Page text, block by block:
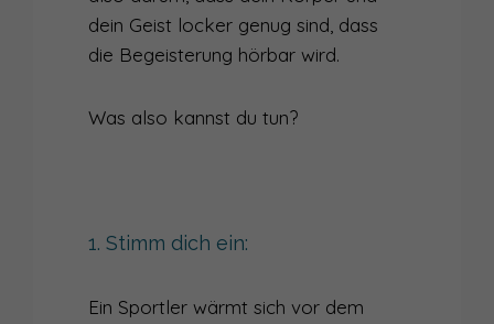
dein Geist locker genug sind, dass
die Begeisterung hörbar wird.
Was also kannst du tun?
1. Stimm dich ein:
Ein Sportler wärmt sich vor dem